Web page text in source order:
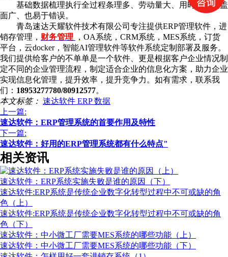
基础数据梳理执行全过程条理多、劳动量大、用时长、覆盖
面广、也易于错误。
青岛速达天耀软件技术有限公司专注提供ERP管理软件，进
销存管理， 财务管理
，OA系统，CRM系统，MES系统，订货
平台，云docker，智能AI管理软件等软件系统定制部署及服务。
我们提供给客户的不单单是一个软件、更是根据客户企业情况制
定不同的企业管理流程，制定适合企业的信息化方案，助力企业
实现信息化管理，提升效率，提升竞争力。如有需求，联系我
们： 18953277780/80912577。
本文标签： 速达软件 ERP数据
上一篇:
速达软件：ERP管理系统的首要作用及特性
下一篇:
速达软件：好用的ERP管理系统都有什么特点"
相关资讯
速达软件：ERP系统实施失败是谁的原因（下）
速达软件:ERP系统是传统企业数字化转型过程中不可或缺的角
色（上）
速达软件:ERP系统是传统企业数字化转型过程中不可或缺的角
色（下）
速达软件：中小微工厂需要MES系统的哪些功能（上）
速达软件：中小微工厂需要MES系统的哪些功能（下）